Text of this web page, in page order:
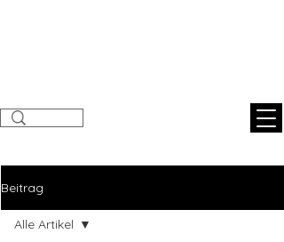
Beitrag
Alle Artikel